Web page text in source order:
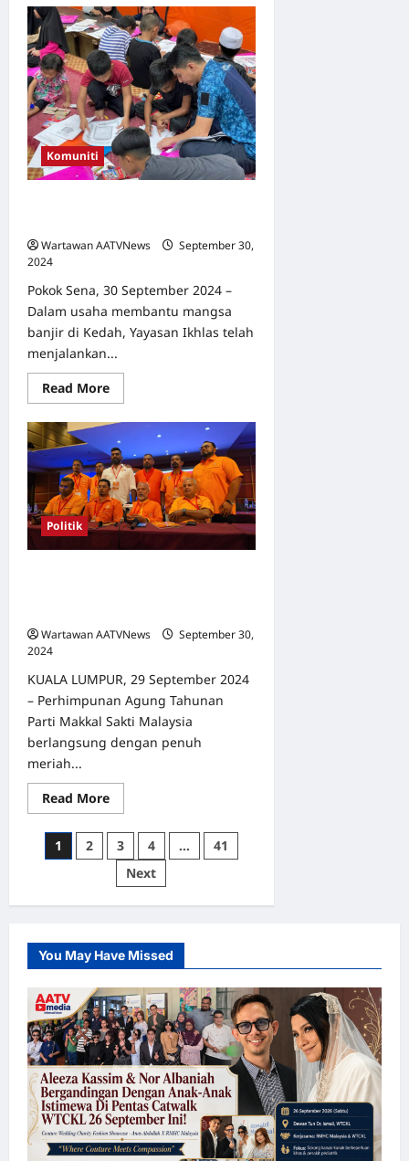
Kejohanan
Sukan
Udara
2024
Bakal
Tarik
Lebih
50,000
Pengunjung
Komuniti
Wartawan AATVNews
September 30,
2024
Pokok Sena, 30 September 2024 –
Dalam usaha membantu mangsa
banjir di Kedah, Yayasan Ikhlas telah
menjalankan...
Read MoreRead
more
Yayasan
Ikhlas
Bantu
Mangsa
Banjir
di
Kedah
dengan
Program
Emosi
Politik
Wartawan AATVNews
September 30,
2024
KUALA LUMPUR, 29 September 2024
– Perhimpunan Agung Tahunan
Parti Makkal Sakti Malaysia
berlangsung dengan penuh
meriah...
Read MoreRead
more
Parti
Makkal
Sakti
Malaysia
harap
dapat
ditunaikan
Posts
1 2 3 4 …
41
Next
You May Have Missed